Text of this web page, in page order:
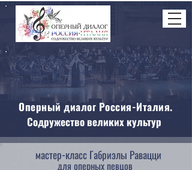
Tel
+7-925-523-69-51
WhatsApp +39-346-947-46-46
E-mail: dialogolirico@yandex.com
Оперный диалог Россия-Италия.
Содружество великих культур
мастер-класс Габриэлы Равацци
для оперных певцов